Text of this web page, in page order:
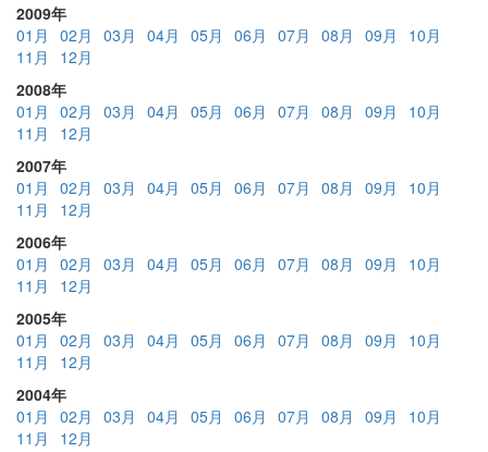
2009年
01月
02月 03月 04月 05月 06月 07月 08月 09月
10月
11月
12月
2008年
01月
02月 03月 04月 05月 06月 07月 08月 09月
10月
11月
12月
2007年
01月
02月 03月 04月 05月 06月 07月 08月 09月
10月
11月
12月
2006年
01月
02月 03月 04月 05月 06月 07月 08月 09月
10月
11月
12月
2005年
01月
02月 03月 04月 05月 06月 07月 08月 09月
10月
11月
12月
2004年
01月
02月 03月 04月 05月 06月 07月 08月 09月
10月
11月
12月